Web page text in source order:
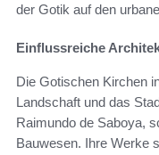
der Gotik auf den
Einflussreiche
Die Gotischen Kirchen
Landschaft und das
Raimundo de Saboya,
Bauwesen. Ihre Werke